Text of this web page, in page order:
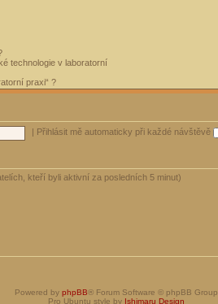
technologie v laboratorní
praxi“ ?
Přihlásit mě automaticky při každé návštěvě
kteří byli aktivní za posledních 5 minut)
Powered by phpBB® Forum Software © phpBB Group
Pro Ubuntu style by Ishimaru Design